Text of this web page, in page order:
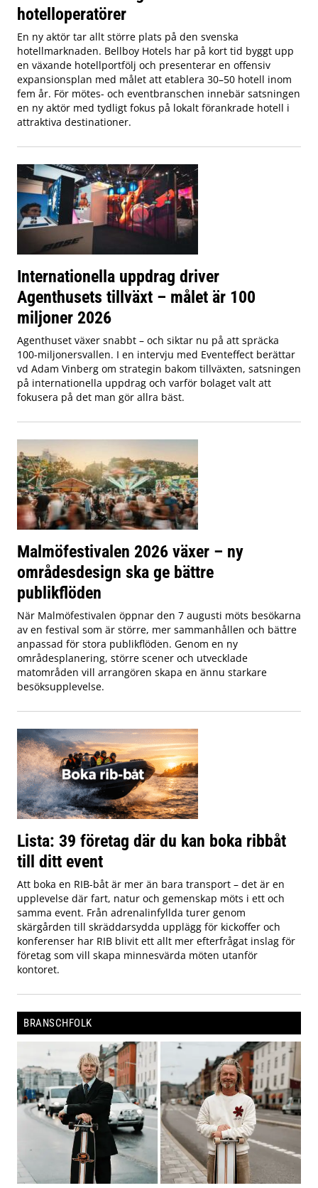
hotelloperatörer
En ny aktör tar allt större plats på den svenska
hotellmarknaden. Bellboy Hotels har på kort tid byggt upp
en växande hotellportfölj och presenterar en offensiv
expansionsplan med målet att etablera 30–50 hotell inom
fem år. För mötes- och eventbranschen innebär satsningen
en ny aktör med tydligt fokus på lokalt förankrade hotell i
attraktiva destinationer.
Internationella uppdrag driver
Agenthusets tillväxt – målet är 100
miljoner 2026
Agenthuset växer snabbt – och siktar nu på att spräcka
100-miljonersvallen. I en intervju med Eventeffect berättar
vd Adam Vinberg om strategin bakom tillväxten, satsningen
på internationella uppdrag och varför bolaget valt att
fokusera på det man gör allra bäst.
Malmöfestivalen 2026 växer – ny
områdesdesign ska ge bättre
publikflöden
När Malmöfestivalen öppnar den 7 augusti möts besökarna
av en festival som är större, mer sammanhållen och bättre
anpassad för stora publikflöden. Genom en ny
områdesplanering, större scener och utvecklade
matområden vill arrangören skapa en ännu starkare
besöksupplevelse.
Lista: 39 företag där du kan boka ribbåt
till ditt event
Att boka en RIB-båt är mer än bara transport – det är en
upplevelse där fart, natur och gemenskap möts i ett och
samma event. Från adrenalinfyllda turer genom
skärgården till skräddarsydda upplägg för kickoffer och
konferenser har RIB blivit ett allt mer efterfrågat inslag för
företag som vill skapa minnesvärda möten utanför
kontoret.
BRANSCHFOLK